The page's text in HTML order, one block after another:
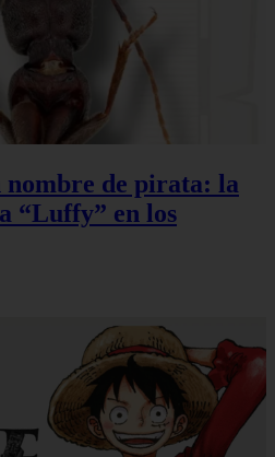
nombre de pirata: la
“Luffy” en los